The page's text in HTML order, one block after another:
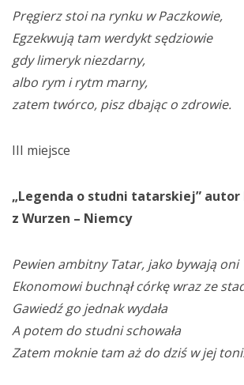
Pręgierz stoi na rynku w Paczkowie,
Egzekwują tam werdykt sędziowie
gdy limeryk niezdarny,
albo rym i rytm marny,
zatem twórco, pisz dbając o zdrowie.
III miejsce
„Legenda o studni tatarskiej” autor
z Wurzen – Niemcy
Pewien ambitny Tatar, jako bywają oni
Ekonomowi buchnął córkę wraz ze
Gawiedź go jednak wydała
A potem do studni schowała
Zatem moknie tam aż do dziś w jej